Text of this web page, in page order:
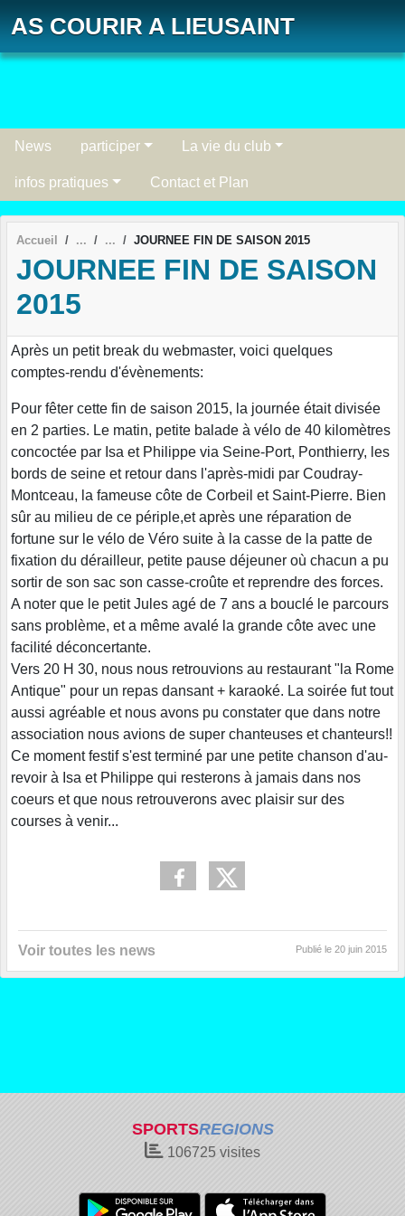
AS COURIR A LIEUSAINT
News participer La vie du club
infos pratiques Contact et Plan
Accueil JOURNEE FIN DE SAISON 2015
JOURNEE FIN DE SAISON
2015
Après un petit break du webmaster, voici quelques
comptes-rendu d'évènements:
Pour fêter cette fin de saison 2015, la journée était divisée
en 2 parties. Le matin, petite balade à vélo de 40 kilomètres
concoctée par Isa et Philippe via Seine-Port, Ponthierry, les
bords de seine et retour dans l'après-midi par Coudray-
Montceau, la fameuse côte de Corbeil et Saint-Pierre. Bien
sûr au milieu de ce périple,et après une réparation de
fortune sur le vélo de Véro suite à la casse de la patte de
fixation du dérailleur, petite pause déjeuner où chacun a pu
sortir de son sac son casse-croûte et reprendre des forces.
A noter que le petit Jules agé de 7 ans a bouclé le parcours
sans problème, et a même avalé la grande côte avec une
facilité déconcertante.
Vers 20 H 30, nous nous retrouvions au restaurant "la Rome
Antique" pour un repas dansant + karaoké. La soirée fut tout
aussi agréable et nous avons pu constater que dans notre
association nous avions de super chanteuses et chanteurs!!
Ce moment festif s'est terminé par une petite chanson d'au-
revoir à Isa et Philippe qui resterons à jamais dans nos
coeurs et que nous retrouverons avec plaisir sur des
courses à venir...
Voir toutes les news Publié le 20 juin 2015
SPORTSREGIONS
106725 visites